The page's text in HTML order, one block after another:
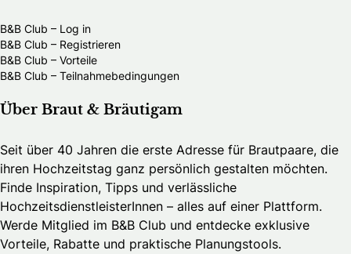
B&B Club – Log in
B&B Club – Registrieren
B&B Club – Vorteile
B&B Club – Teilnahmebedingungen
Über Braut & Bräutigam
Seit über 40 Jahren die erste Adresse für Brautpaare, die
ihren Hochzeitstag ganz persönlich gestalten möchten.
Finde Inspiration, Tipps und verlässliche
HochzeitsdienstleisterInnen – alles auf einer Plattform.
Werde Mitglied im B&B Club und entdecke exklusive
Vorteile, Rabatte und praktische Planungstools.